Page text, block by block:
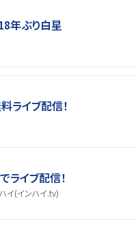
年ぶり白星
ライブ配信！
イブ配信！
イ(インハイ.tv)